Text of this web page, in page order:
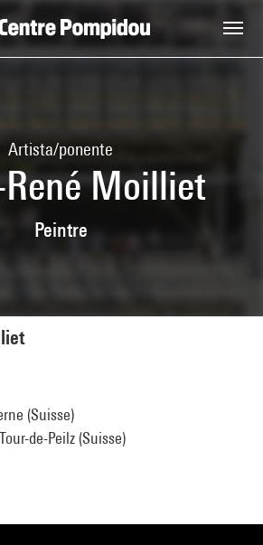
Artista/ponente
Moilliet
Peintre
(Suisse)
de-Peilz (Suisse)